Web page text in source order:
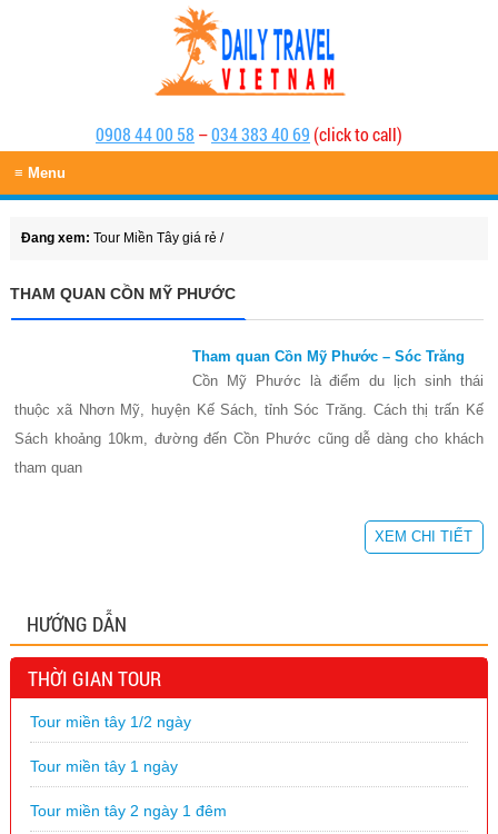
0908 44 00 58 –034 383 40 69 (click to call)
≡ Menu
Đang xem: Tour Miền Tây giá rẻ /
THAM QUAN CỒN MỸ PHƯỚC
Tham quan Cồn Mỹ Phước – Sóc Trăng
Cồn Mỹ Phước là điểm du lịch sinh thái
thuộc xã Nhơn Mỹ, huyện Kế Sách, tỉnh Sóc Trăng. Cách thị trấn Kế
Sách khoảng 10km, đường đến Cồn Phước cũng dễ dàng cho khách
tham quan
XEM CHI TIẾT
HƯỚNG DẪN
THỜI GIAN TOUR
Tour miền tây 1/2 ngày
Tour miền tây 1 ngày
Tour miền tây 2 ngày 1 đêm